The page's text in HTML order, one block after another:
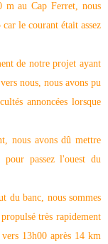
m au Cap Ferret, nous
le courant était assez
de notre projet ayant
nous, nous avons pu
annoncées lorsque
nous avons dû mettre
passez l'ouest du
du banc, nous sommes
très rapidement
13h00 après 14 km